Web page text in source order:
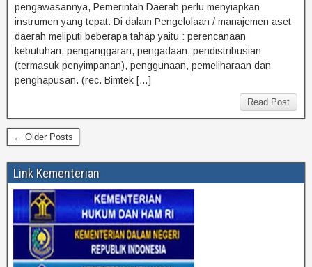
pengawasannya, Pemerintah Daerah perlu menyiapkan
instrumen yang tepat. Di dalam Pengelolaan / manajemen aset
daerah meliputi beberapa tahap yaitu : perencanaan
kebutuhan, penganggaran, pengadaan, pendistribusian
(termasuk penyimpanan), penggunaan, pemeliharaan dan
penghapusan. (rec. Bimtek […]
Read Post
← Older Posts
Link Kementerian